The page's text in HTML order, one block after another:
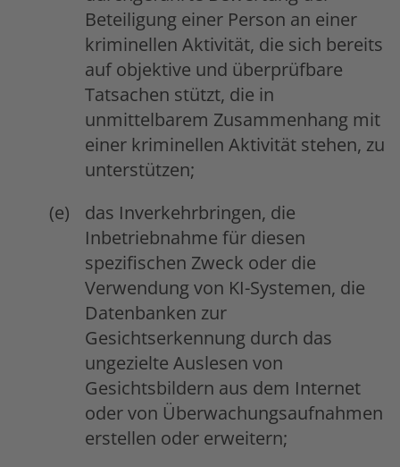
Beteiligung einer Person an einer
kriminellen Aktivität, die sich bereits
auf objektive und überprüfbare
Tatsachen stützt, die in
unmittelbarem Zusammenhang mit
einer kriminellen Aktivität stehen, zu
unterstützen;
das Inverkehrbringen, die
Inbetriebnahme für diesen
spezifischen Zweck oder die
Verwendung von KI-Systemen, die
Datenbanken zur
Gesichtserkennung durch das
ungezielte Auslesen von
Gesichtsbildern aus dem Internet
oder von Überwachungsaufnahmen
erstellen oder erweitern;